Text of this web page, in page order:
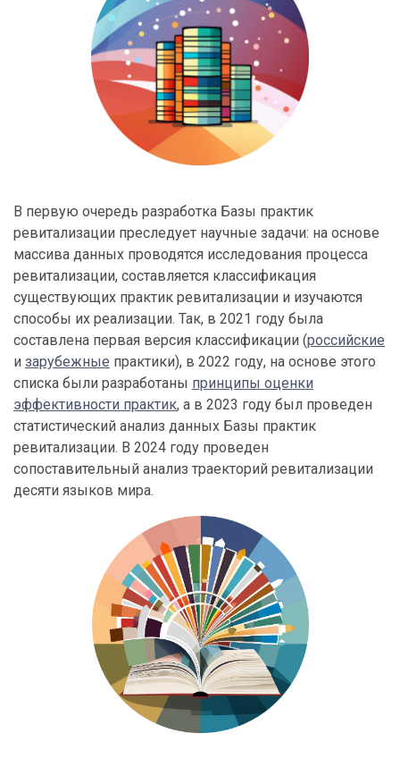
В первую очередь разработка Базы практик
ревитализации преследует научные задачи: на основе
массива данных проводятся исследования процесса
ревитализации, составляется классификация
существующих практик ревитализации и изучаются
способы их реализации. Так, в 2021 году была
составлена первая версия классификации (российские
и зарубежные практики), в 2022 году, на основе этого
списка были разработаны принципы оценки
эффективности практик, а в 2023 году был проведен
статистический анализ данных Базы практик
ревитализации. В 2024 году проведен
сопоставительный анализ траекторий ревитализации
десяти языков мира.